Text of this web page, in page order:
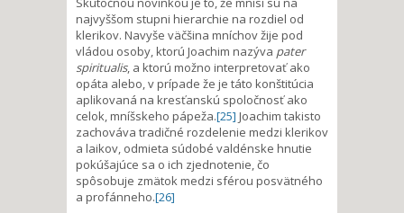
najvyššom stupni hierarchie na rozdiel od
klerikov. Navyše väčšina mníchov žije pod
vládou osoby, ktorú Joachim nazýva pater
spiritualis, a ktorú možno interpretovať ako
opáta alebo, v prípade že je táto konštitúcia
aplikovaná na kresťanskú spoločnosť ako
celok, mníšskeho pápeža.[25] Joachim takisto
zachováva tradičné rozdelenie medzi klerikov
a laikov, odmieta súdobé valdénske hnutie
pokúšajúce sa o ich zjednotenie, čo
spôsobuje zmätok medzi sférou posvätného
a profánneho.[26]